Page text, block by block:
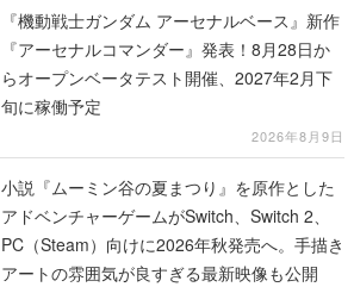
『機動戦士ガンダム アーセナルベース』新作
『アーセナルコマンダー』発表！8月28日か
らオープンベータテスト開催、2027年2月下
旬に稼働予定
2026年8月9日
小説『ムーミン谷の夏まつり』を原作とした
アドベンチャーゲームがSwitch、Switch 2、
PC（Steam）向けに2026年秋発売へ。手描き
アートの雰囲気が良すぎる最新映像も公開